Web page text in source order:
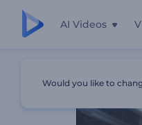
AI Videos
Would you like to